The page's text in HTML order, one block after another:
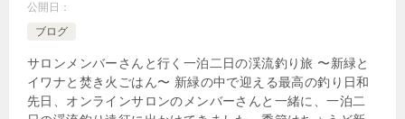
公開日：
ブログ
サロンメンバーさんと行く一泊二日の渓流釣り旅 〜新緑と
イワナと焚き火ごはん〜 新緑の中で迎える最高の釣り日和
先日、オンラインサロンのメンバーさんと一緒に、一泊二